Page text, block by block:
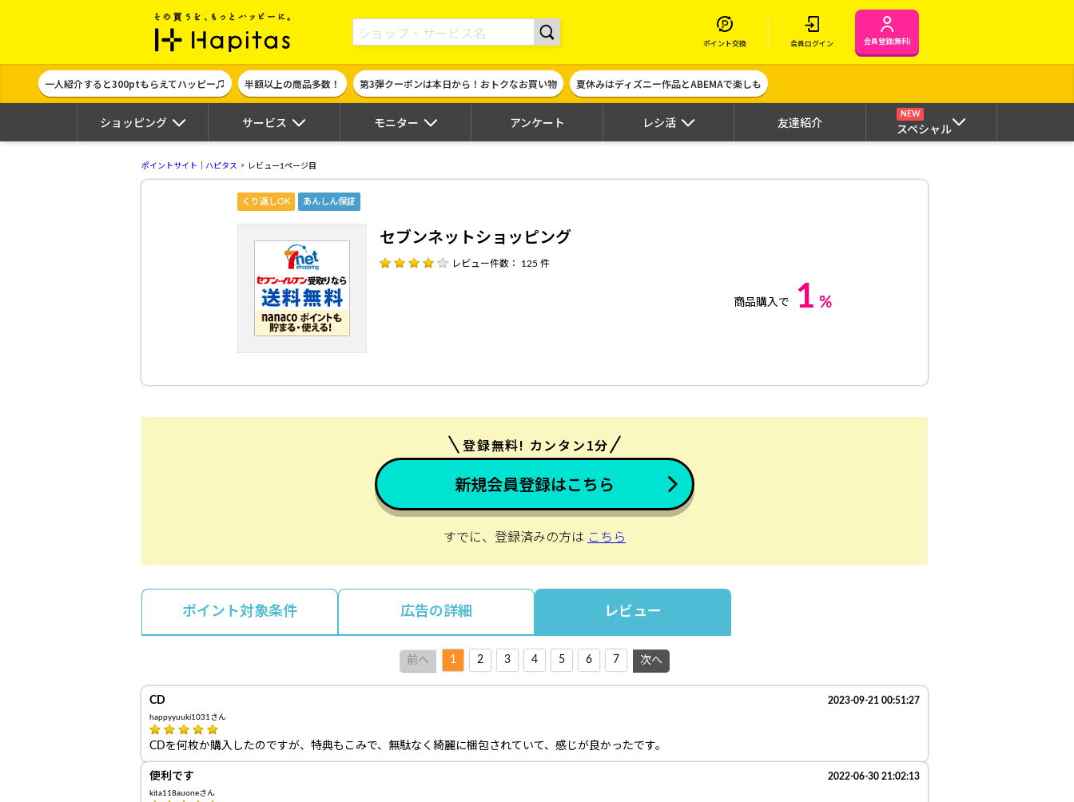
ポイント貯めて現金やギフト券に交換できるポイントサイト | ハピタス
ポイント交換 会員ログイン 会員登録(無料)
一人紹介すると300ptもらえてハッピー♫ 半額以上の商品多数！ 第3弾クーポンは本日から！おトクなお買い物 夏休みはディズニー作品とABEMAで楽しも
ショッピング サービス モニター アンケート レシ活 友達紹介
NEW
スペシャル
ポイントサイト｜ハピタス レビュー1ページ目
くり返しOK あんしん保証
セブンネットショッピング
レビュー件数： 125 件
商品購入で 1 %
登録無料! カンタン1分
新規会員登録はこちら
すでに、登録済みの方は こちら
ポイント対象条件 広告の詳細 レビュー
前へ 1 2 3 4 5 6 7 次へ
CD 2023-09-21 00:51:27
happyyuuki1031さん
CDを何枚か購入したのですが、特典もこみで、無駄なく綺麗に梱包されていて、感じが良かったです。
便利です 2022-06-30 21:02:13
kita118auoneさん